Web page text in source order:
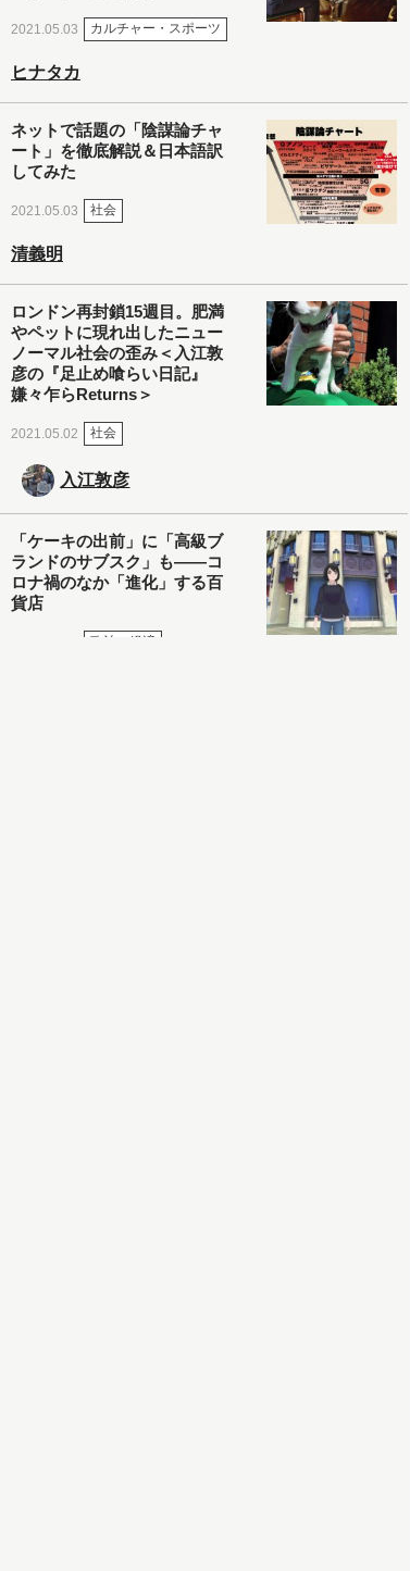
2021.05.03 カルチャー・スポーツ
ヒナタカ
ネットで話題の「陰謀論チャ
ート」を徹底解説＆日本語訳
してみた
2021.05.03 社会
清義明
ロンドン再封鎖15週目。肥満
やペットに現れ出したニュー
ノーマル社会の歪み＜入江敦
彦の『足止め喰らい日記』
嫌々乍らReturns＞
2021.05.02 社会
入江敦彦
「ケーキの出前」に「高級ブ
ランドのサブスク」も――コ
ロナ禍のなか「進化」する百
貨店
政治・経済